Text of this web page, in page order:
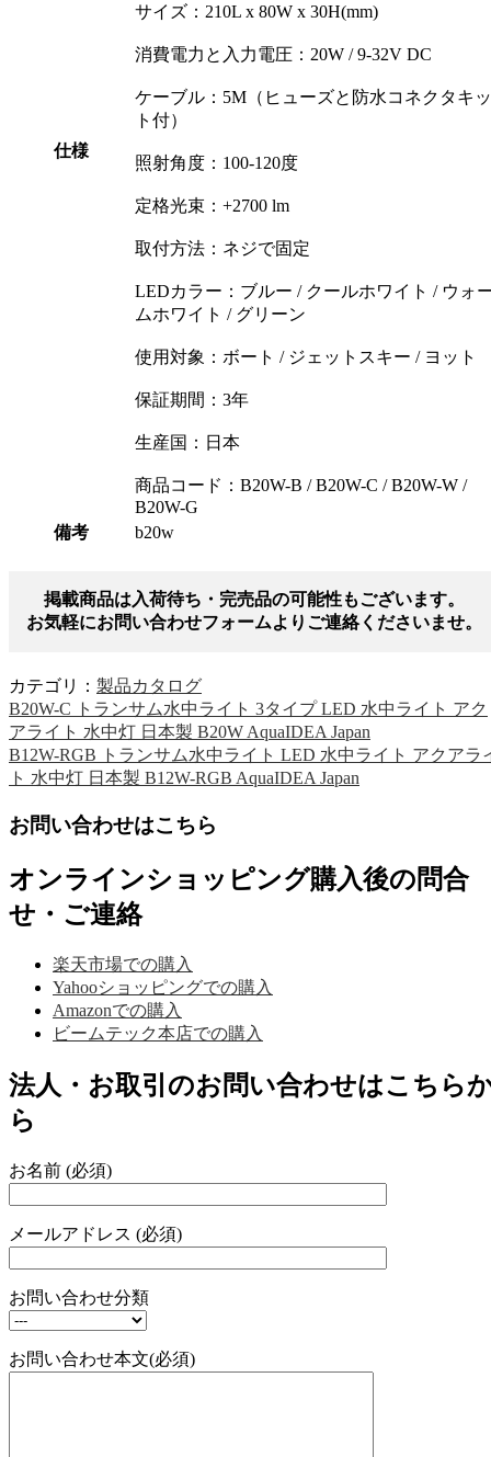
仕様
サイズ：210L x 80W x 30H(mm)
消費電力と入力電圧：20W / 9-32V DC
ケーブル：5M（ヒューズと防水コネクタキッ
ト付）
照射角度：100-120度
定格光束：+2700 lm
取付方法：ネジで固定
LEDカラー：ブルー / クールホワイト / ウォ
ムホワイト / グリーン
使用対象：ボート / ジェットスキー / ヨット
保証期間：3年
生産国：日本
商品コード：B20W-B / B20W-C / B20W-W /
B20W-G
備考
b20w
掲載商品は入荷待ち・完売品の可能性もございます。
お気軽にお問い合わせフォームよりご連絡くださいませ。
カテゴリ： 製品カタログ
B20W-C トランサム水中ライト 3タイプ LED 水中ライト アク
アライト 水中灯 日本製 B20W AquaIDEA Japan
B12W-RGB トランサム水中ライト LED 水中ライト アクアラ
ト 水中灯 日本製 B12W-RGB AquaIDEA Japan
お問い合わせはこちら
オンラインショッピング購入後の問合
せ・ご連絡
楽天市場での購入
Yahooショッピングでの購入
Amazonでの購入
ビームテック本店での購入
法人・お取引のお問い合わせはこちら
ら
お名前 (必須)
メールアドレス (必須)
お問い合わせ分類
お問い合わせ本文(必須)